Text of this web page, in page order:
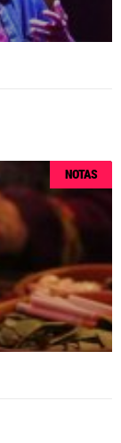
NOTAS